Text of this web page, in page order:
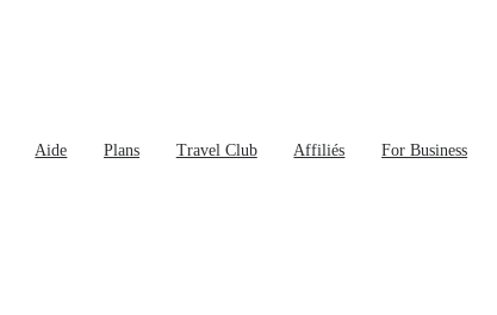
Aide Plans Travel Club Affiliés For Business